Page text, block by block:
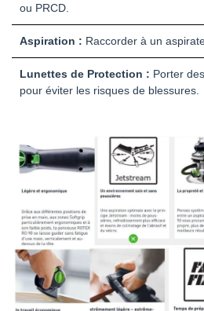
ou PRCD.
Aspiration : Raccorder à un
Lunettes de Protection : Porter
pour éviter les risques de blessures.